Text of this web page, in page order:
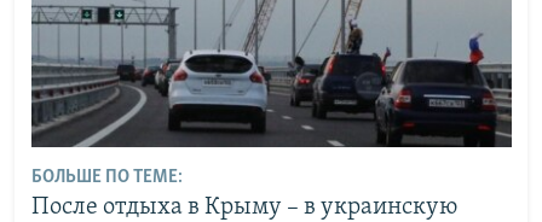
БОЛЬШЕ ПО ТЕМЕ:
После отдыха в Крыму – в украинскую